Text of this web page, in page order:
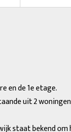
en de 1e etage.
uit 2
staat bekend